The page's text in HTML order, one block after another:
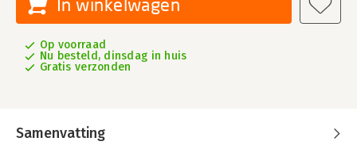
In winkelwagen
Op voorraad
Nu besteld, dinsdag in huis
Gratis verzonden
Samenvatting